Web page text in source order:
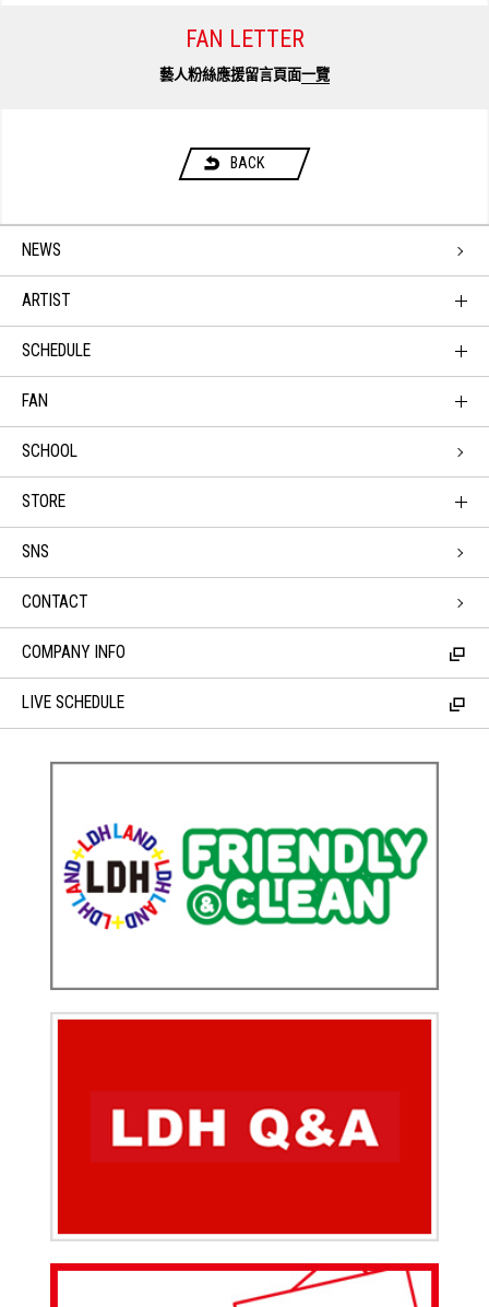
FAN LETTER
藝人粉絲應援留言頁面一覽
BACK
NEWS
ARTIST
SCHEDULE
FAN
SCHOOL
STORE
SNS
CONTACT
COMPANY INFO
LIVE SCHEDULE